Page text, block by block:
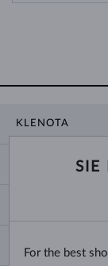
KLENOTA
BLOG
ZAHLUNG UND
TRAURINGE
KETTENGRÖSSEN
SIE
For the best